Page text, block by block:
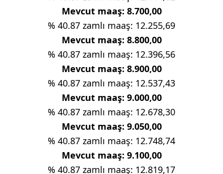
Mevcut maaş: 8.700,00
% 40.87 zamlı maaş: 12.255,69
Mevcut maaş: 8.800,00
% 40.87 zamlı maaş: 12.396,56
Mevcut maaş: 8.900,00
% 40.87 zamlı maaş: 12.537,43
Mevcut maaş: 9.000,00
% 40.87 zamlı maaş: 12.678,30
Mevcut maaş: 9.050,00
% 40.87 zamlı maaş: 12.748,74
Mevcut maaş: 9.100,00
% 40.87 zamlı maaş: 12.819,17